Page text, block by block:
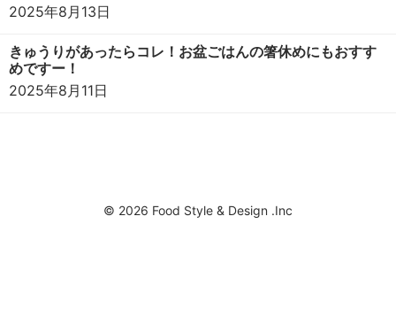
2025年8月13日
きゅうりがあったらコレ！お盆ごはんの箸休めにもおすす
めですー！
2025年8月11日
© 2026 Food Style & Design .Inc